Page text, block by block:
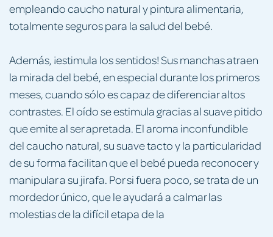
empleando caucho natural y pintura alimentaria,
totalmente seguros para la salud del bebé.
Además, ¡estimula los sentidos! Sus manchas atraen
la mirada del bebé, en especial durante los primeros
meses, cuando sólo es capaz de diferenciar altos
contrastes. El oído se estimula gracias al suave pitido
que emite al ser apretada. El aroma inconfundible
del caucho natural, su suave tacto y la particularidad
de su forma facilitan que el bebé pueda reconocer y
manipular a su jirafa. Por si fuera poco, se trata de un
mordedor único, que le ayudará a calmar las
molestias de la difícil etapa de la